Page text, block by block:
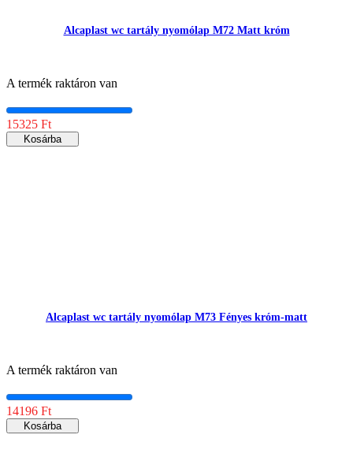
Alcaplast wc tartály nyomólap M72 Matt króm
A termék raktáron van
15325 Ft
Kosárba
Alcaplast wc tartály nyomólap M73 Fényes króm-matt
A termék raktáron van
14196 Ft
Kosárba